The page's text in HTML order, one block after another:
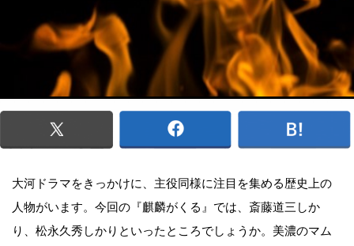
大河ドラマをきっかけに、主役同様に注目を集める歴史上の
人物がいます。今回の『麒麟がくる』では、斎藤道三しか
り、松永久秀しかりといったところでしょうか。美濃のマム